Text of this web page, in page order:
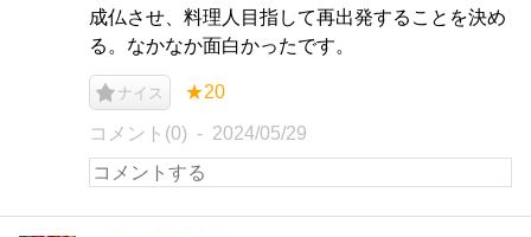
成仏させ、料理人目指して再出発することを決め
る。なかなか面白かったです。
ナイス ★20
コメント(0) 2024/05/29